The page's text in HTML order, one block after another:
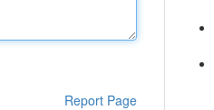
Report Page